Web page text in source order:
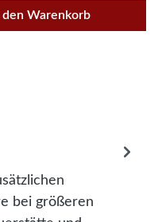
gewünschten
den Warenkorb
bei größeren